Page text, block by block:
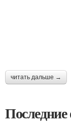
читать дальше →
Последние